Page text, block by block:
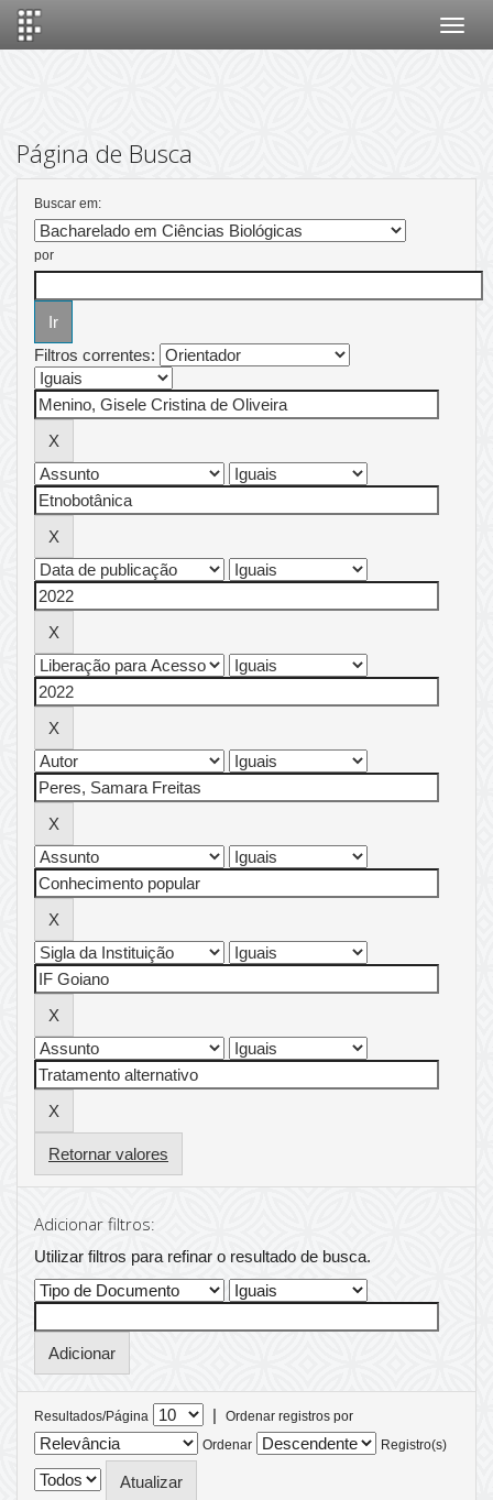
Página de Busca
Buscar em:
por
Filtros correntes:
Retornar valores
Adicionar filtros:
Utilizar filtros para refinar o resultado de busca.
Resultados/Página |
Ordenar registros por
Ordenar
Registro(s)